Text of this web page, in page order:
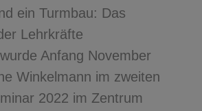
ein Turmbau: Das
Lehrkräfte
Anfang November
Winkelmann im zweiten
2022 im Zentrum